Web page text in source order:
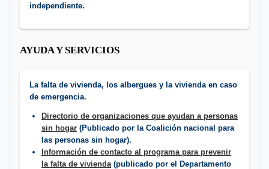
independiente.
AYUDA Y SERVICIOS
La falta de vivienda, los albergues y la vivienda en caso
de emergencia.
Directorio de organizaciones que ayudan a personas
sin hogar (Publicado por la Coalición nacional para
las personas sin hogar).
Información de contacto al programa para prevenir
la falta de vivienda(publicado por el Departamento